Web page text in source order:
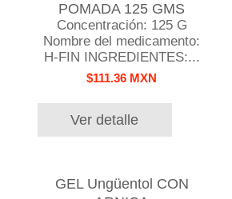
POMADA 125 GMS
Concentración: 125 G
Nombre del medicamento:
H-FIN INGREDIENTES:...
$111.36 MXN
Ver detalle
GEL Ungüentol CON